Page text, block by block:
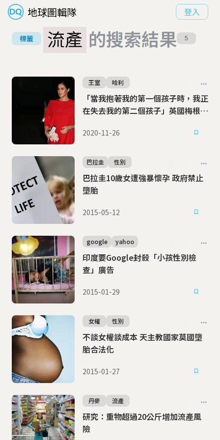
地球圖輯隊 登入
標籤 流產 的搜索結果 5
「當我抱著我的第一個孩子時，我正
在失去我的第二個孩子」英國梅根王
王室 哈利
2020-11-26
巴拉圭10歲女遭強暴懷孕 政府禁止
墮胎
巴拉圭 性別
2015-05-12
印度要Google封殺「小孩性別檢
查」廣告
google yahoo
2015-01-29
不談女權談成本 天主教國家莫國墮
胎合法化
女權 性別
2015-01-27
研究：重物超過20公斤增加流產風
險
丹麥 流產